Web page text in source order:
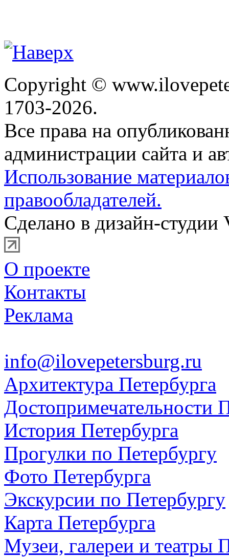
Copyright ©
1703-2026.
Все права на
администрации сайта и
Использование
правообладателей.
Сделано в дизайн-студии
О проекте
Контакты
Реклама
info@ilovepetersburg.ru
Архитектура Петербурга
Достопримечательности
История Петербурга
Прогулки по Петербургу
Фото Петербурга
Экскурсии по Петербургу
Карта Петербурга
Музеи, галереи и театры